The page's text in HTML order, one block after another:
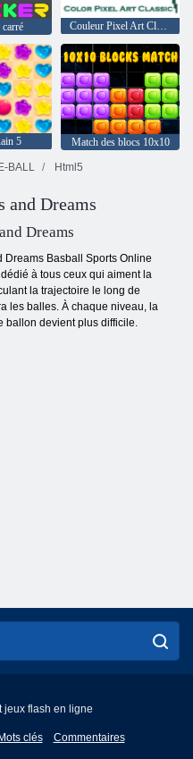
Couleur Pixel Art Classic
5
Match des blocs 10x10
BALL Html5
and Dreams
Dreams
Dreams Basball Sports Online
à tous ceux qui aiment la
la trajectoire le long de
les balles. À chaque niveau, la
ballon devient plus difficile.
jeux flash en ligne
Mots clés Commentaires